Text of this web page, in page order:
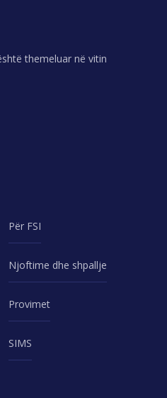
themeluar në vitin
Për FSI
Njoftime dhe shpallje
Provimet
SIMS